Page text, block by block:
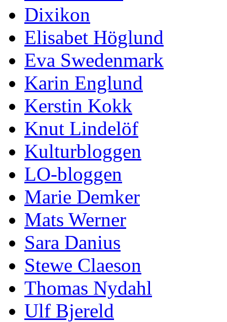
Dixikon
Elisabet Höglund
Eva Swedenmark
Karin Englund
Kerstin Kokk
Knut Lindelöf
Kulturbloggen
LO-bloggen
Marie Demker
Mats Werner
Sara Danius
Stewe Claeson
Thomas Nydahl
Ulf Bjereld